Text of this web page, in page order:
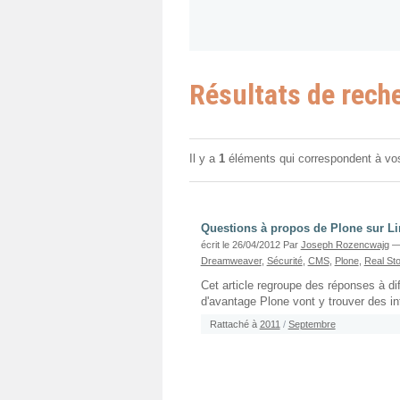
Résultats de
Il y a 1 éléments qui correspondent à
Questions à propos de Plone sur
écrit le 26/04/2012 Par Joseph Rozencwajg —
Dreamweaver, Sécurité, CMS, Plone, Real
Cet article regroupe des réponses à
d'avantage Plone vont y trouver des
Rattaché à 2011 / Septembre